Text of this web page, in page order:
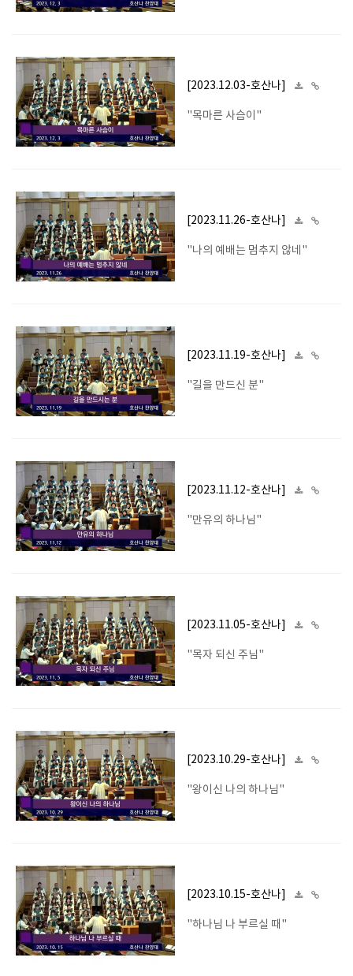
[2023.12.03-호산나]
"목마른 사슴이"
[2023.11.26-호산나]
"나의 예배는 멈추지 않네"
[2023.11.19-호산나]
"길을 만드신 분"
[2023.11.12-호산나]
"만유의 하나님"
[2023.11.05-호산나]
"목자 되신 주님"
[2023.10.29-호산나]
"왕이신 나의 하나님"
[2023.10.15-호산나]
"하나님 나 부르실 때"